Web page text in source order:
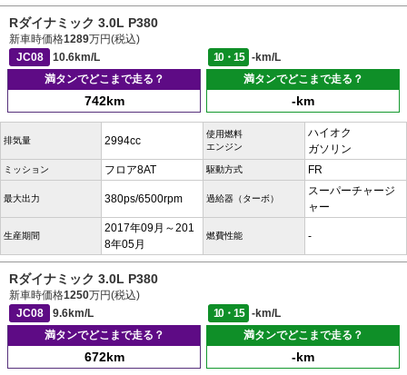
Rダイナミック 3.0L P380
新車時価格1289万円(税込)
JC08
10.6km/L 10・15
-km/L
満タンでどこまで走る？
742km
満タンでどこまで走る？
-km
排気量 2994cc
使用燃料
エンジン
ハイオク
ガソリン
ミッション フロア8AT 駆動方式 FR
最大出力 380ps/6500rpm 過給器（ターボ）
スーパーチャージ
ャー
生産期間
2017年09月～201
8年05月
燃費性能 -
Rダイナミック 3.0L P380
新車時価格1250万円(税込)
JC08
9.6km/L 10・15
-km/L
満タンでどこまで走る？
672km
満タンでどこまで走る？
-km